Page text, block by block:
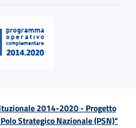
2014-2020 - Progetto
Strategico Nazionale (PSN)"